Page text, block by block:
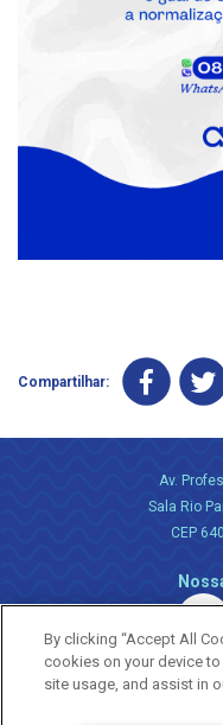
Compartilhar:
Av.
Sala Rio
CEP
By clicking “Accept All
cookies on your device
site usage, and assist in